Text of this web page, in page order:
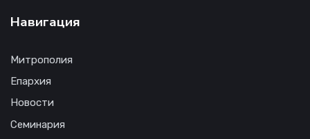
Навигация
Митрополия
Епархия
Новости
Семинария